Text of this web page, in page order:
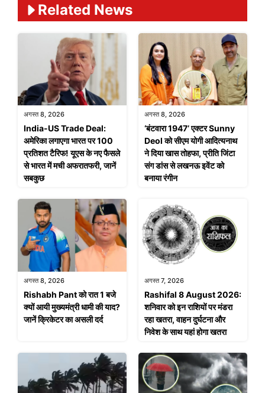
Related News
अगस्त 8, 2026
India-US Trade Deal:
अमेरिका लगाएगा भारत पर 100
प्रतिशत टैरिफ! यूएस के नए फैसले
से भारत में मची अफरातफरी, जानें
सबकुछ
अगस्त 8, 2026
‘बंटवारा 1947’ एक्टर Sunny
Deol को सीएम योगी आदित्यनाथ
ने दिया खास तोहफा, प्रीति जिंटा
संग डांस से लखनऊ इवेंट को
बनाया रंगीन
अगस्त 8, 2026
Rishabh Pant को रात 1 बजे
क्यों आयी मुख्यमंत्री धामी की याद?
जानें क्रिकेटर का असली दर्द
अगस्त 7, 2026
Rashifal 8 August 2026:
शनिवार को इन राशियों पर मंडरा
रहा खतरा, वाहन दुर्घटना और
निवेश के साथ यहां होगा खतरा